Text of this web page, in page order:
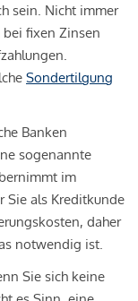
sein. Nicht immer
fixen Zinsen
Sondertilgung
Banken
sogenannte
im
Sie als Kreditkunde
daher
notwendig ist.
Sie sich keine